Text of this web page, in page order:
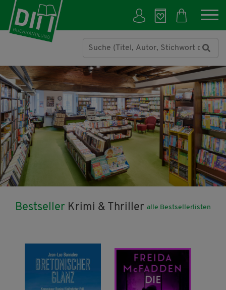
Bestseller Krimi & Thriller alle Bestsellerlisten